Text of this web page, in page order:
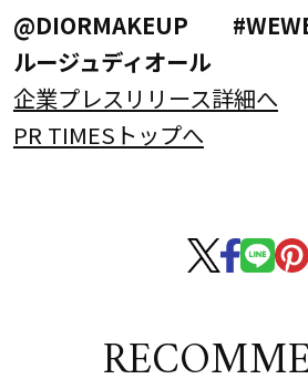
@DIORMAKEUP
ルージュディオール
企業プレスリリース詳細へ
PR TIMESトップへ